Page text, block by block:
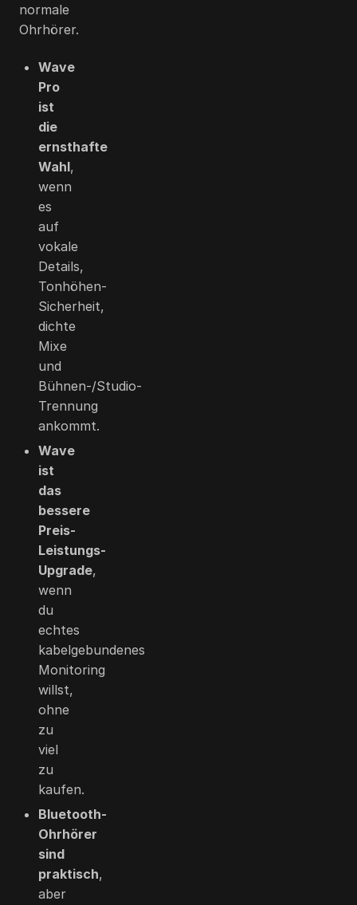
normale
Ohrhörer.
Wave
Pro
ist
die
ernsthafte
Wahl,
wenn
es
auf
vokale
Details,
Tonhöhen-
Sicherheit,
dichte
Mixe
und
Bühnen-/Studio-
Trennung
ankommt.
Wave
ist
das
bessere
Preis-
Leistungs-
Upgrade,
wenn
du
echtes
kabelgebundenes
Monitoring
willst,
ohne
zu
viel
zu
kaufen.
Bluetooth-
Ohrhörer
sind
praktisch,
aber